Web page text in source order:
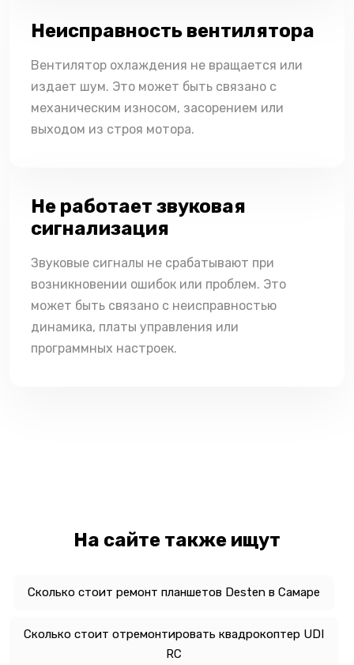
Неисправность вентилятора
Вентилятор охлаждения не вращается или
издает шум. Это может быть связано с
механическим износом, засорением или
выходом из строя мотора.
Не работает звуковая
сигнализация
Звуковые сигналы не срабатывают при
возникновении ошибок или проблем. Это
может быть связано с неисправностью
динамика, платы управления или
программных настроек.
На сайте также ищут
Сколько стоит ремонт планшетов Desten в Самаре
Сколько стоит отремонтировать квадрокоптер UDI
RC